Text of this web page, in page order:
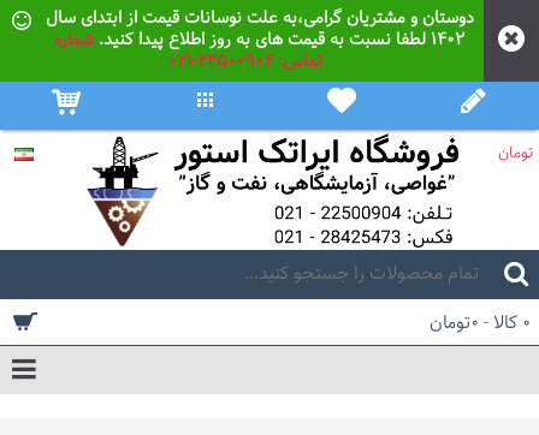
دوستان و مشتریان گرامی،به علت نوسانات قیمت از ابتدای سال
۱۴۰۲ لطفا نسبت به قیمت های به روز اطلاع پیدا کنید. شماره
تماس: 22500904-021
تومان
0 کالا - 0تومان